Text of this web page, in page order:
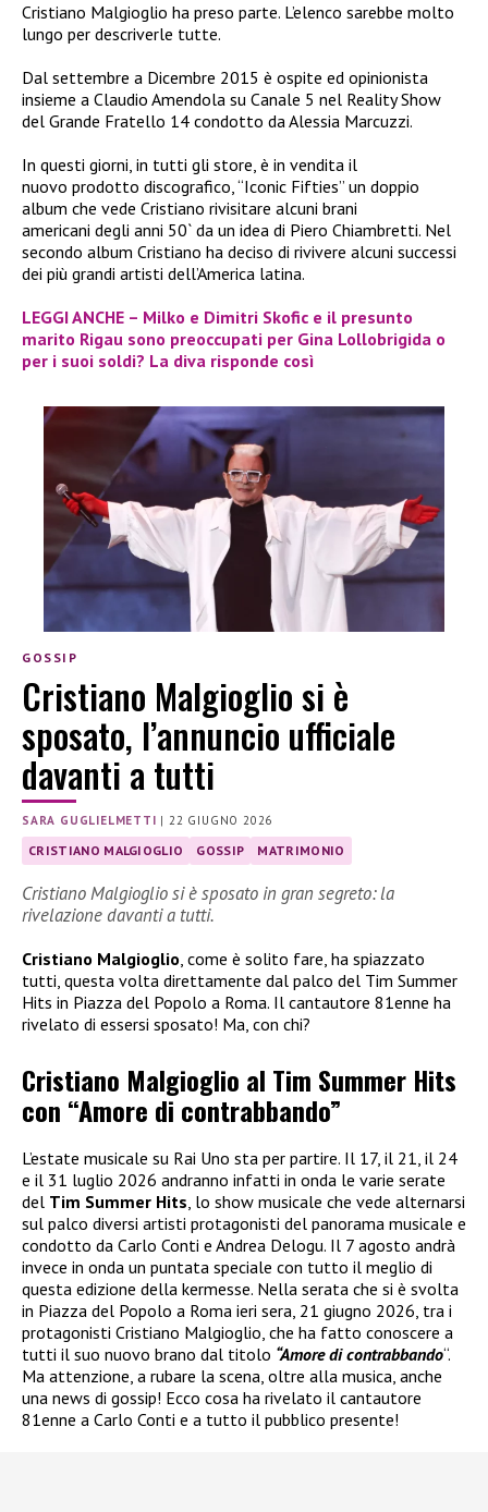
Cristiano Malgioglio ha preso parte. L’elenco sarebbe molto
lungo per descriverle tutte.
Dal settembre a Dicembre 2015 è ospite ed opinionista
insieme a Claudio Amendola su Canale 5 nel Reality Show
del Grande Fratello 14 condotto da Alessia Marcuzzi.
In questi giorni, in tutti gli store, è in vendita il
nuovo prodotto discografico, “Iconic Fifties” un doppio
album che vede Cristiano rivisitare alcuni brani
americani degli anni 50` da un idea di Piero Chiambretti. Nel
secondo album Cristiano ha deciso di rivivere alcuni successi
dei più grandi artisti dell’America latina.
LEGGI ANCHE – Milko e Dimitri Skofic e il presunto
marito Rigau sono preoccupati per Gina Lollobrigida o
per i suoi soldi? La diva risponde così
GOSSIP
Cristiano Malgioglio si è
sposato, l’annuncio ufficiale
davanti a tutti
SARA GUGLIELMETTI | 22 GIUGNO 2026
CRISTIANO MALGIOGLIO GOSSIP MATRIMONIO
Cristiano Malgioglio si è sposato in gran segreto: la
rivelazione davanti a tutti.
Cristiano Malgioglio, come è solito fare, ha spiazzato
tutti, questa volta direttamente dal palco del Tim Summer
Hits in Piazza del Popolo a Roma. Il cantautore 81enne ha
rivelato di essersi sposato! Ma, con chi?
Cristiano Malgioglio al Tim Summer Hits
con “Amore di contrabbando”
L’estate musicale su Rai Uno sta per partire. Il 17, il 21, il 24
e il 31 luglio 2026 andranno infatti in onda le varie serate
del Tim Summer Hits , lo show musicale che vede alternarsi
sul palco diversi artisti protagonisti del panorama musicale e
condotto da Carlo Conti e Andrea Delogu. Il 7 agosto andrà
invece in onda un puntata speciale con tutto il meglio di
questa edizione della kermesse. Nella serata che si è svolta
in Piazza del Popolo a Roma ieri sera, 21 giugno 2026, tra i
protagonisti Cristiano Malgioglio, che ha fatto conoscere a
tutti il suo nuovo brano dal titolo “Amore di contrabbando“.
Ma attenzione, a rubare la scena, oltre alla musica, anche
una news di gossip! Ecco cosa ha rivelato il cantautore
81enne a Carlo Conti e a tutto il pubblico presente!